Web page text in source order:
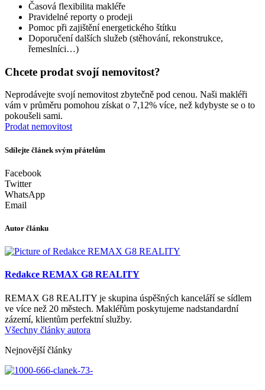
Časová flexibilita makléře
Pravidelné reporty o prodeji
Pomoc při zajištění energetického štítku
Doporučení dalších služeb (stěhování, rekonstrukce,
řemeslníci…)
Chcete prodat svojí nemovitost?
Neprodávejte svojí nemovitost zbytečně pod cenou. Naši makléři
vám v průměru pomohou získat o 7,12% více, než kdybyste se o to
pokoušeli sami.
Prodat nemovitost
Sdílejte článek svým přátelům
Facebook
Twitter
WhatsApp
Email
Autor článku
Redakce REMAX G8 REALITY
REMAX G8 REALITY je skupina úspěšných kanceláří se sídlem
ve více než 20 městech. Makléřům poskytujeme nadstandardní
zázemí, klientům perfektní služby.
Všechny články autora
Nejnovější články